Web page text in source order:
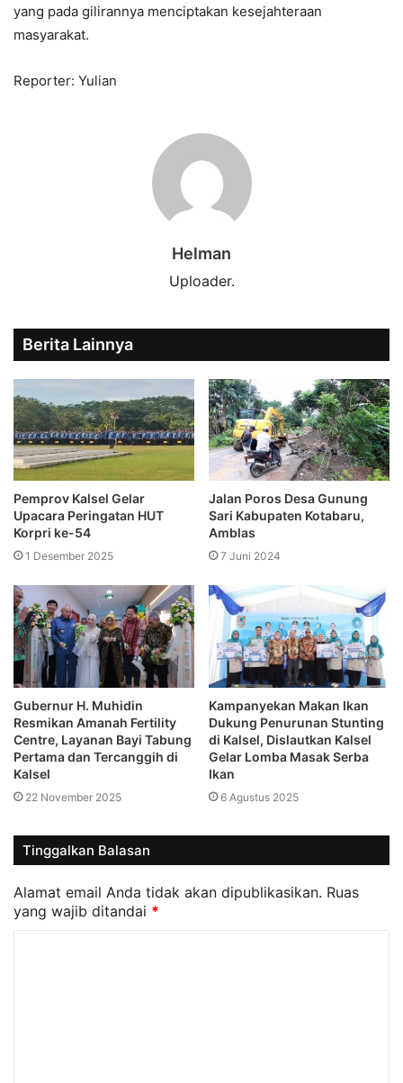
yang pada gilirannya menciptakan kesejahteraan
masyarakat.
Reporter: Yulian
Helman
Uploader.
Berita Lainnya
Pemprov Kalsel Gelar
Upacara Peringatan HUT
Korpri ke-54
1 Desember 2025
Jalan Poros Desa Gunung
Sari Kabupaten Kotabaru,
Amblas
7 Juni 2024
Gubernur H. Muhidin
Resmikan Amanah Fertility
Centre, Layanan Bayi Tabung
Pertama dan Tercanggih di
Kalsel
22 November 2025
Kampanyekan Makan Ikan
Dukung Penurunan Stunting
di Kalsel, Dislautkan Kalsel
Gelar Lomba Masak Serba
Ikan
6 Agustus 2025
Tinggalkan Balasan
Alamat email Anda tidak akan dipublikasikan. Ruas
yang wajib ditandai *